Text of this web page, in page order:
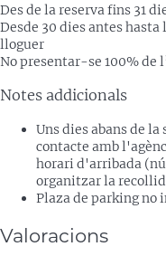
Des de la reserva fins 31
Desde 30 dies antes hasta
lloguer
No presentar-se 100% de
Notes addicionals
Uns dies abans de
contacte amb
horari d'arribada
organitzar la
Plaza de parking no
Valoracions